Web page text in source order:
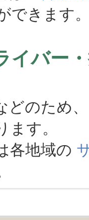
できます
イバー
のため
ます。
各地域の